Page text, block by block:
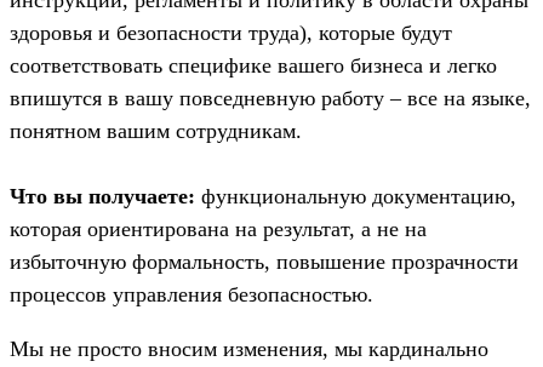
здоровья и безопасности труда), которые будут
соответствовать специфике вашего бизнеса и легко
впишутся в вашу повседневную работу – все на языке,
понятном вашим сотрудникам.
Что вы получаете: функциональную документацию,
которая ориентирована на результат, а не на
избыточную формальность, повышение прозрачности
процессов управления безопасностью.
Мы не просто вносим изменения, мы кардинально